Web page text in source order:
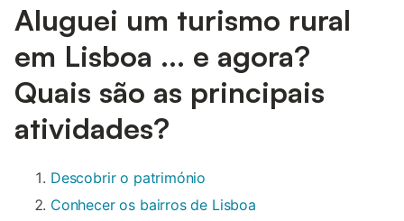
Aluguei um turismo rural
em Lisboa ... e agora?
Quais são as principais
atividades?
Descobrir o património
Conhecer os bairros de Lisboa